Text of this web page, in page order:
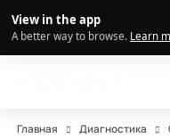
View in the app
A better way to browse. Learn
Главная Диагностика